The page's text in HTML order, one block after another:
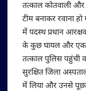
तत्काल कोतवाली
टीम बनाकर रवाना
में पदस्थ प्रधान
के कुछ घायल और एक
तत्काल पुलिस पहुंची
सुरक्षित जिला
में लिया और उनसे